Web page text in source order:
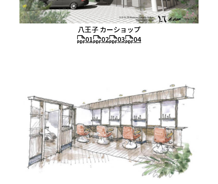
八王子 カーショップ
01
02 03 04